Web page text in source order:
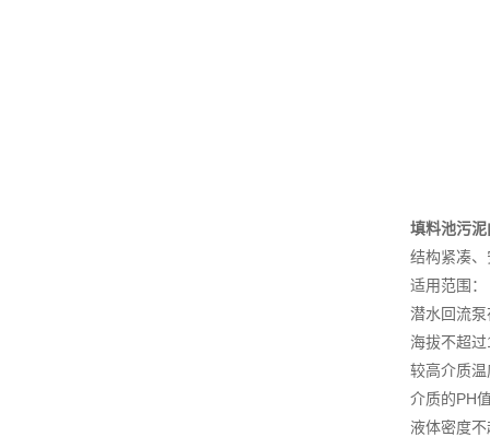
填料池污
结构紧凑
适用范围：
潜水回流
海拔不超
较高介质
介质的PH
液体密度